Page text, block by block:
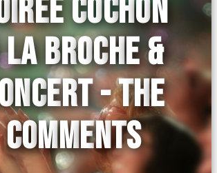
COCHON
BROCHE &
- THE
COMMENTS